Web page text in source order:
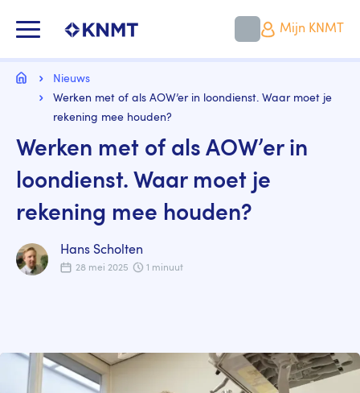
naar
gaan
Mijn KNMT
Kruimelpad
HomeNieuws
Werken met of als AOW’er in loondienst. Waar moet je
rekening mee houden?
Werken met of als AOW’er in
loondienst. Waar moet je
rekening mee houden?
Hans Scholten
28 mei 2025 1 minuut
Image